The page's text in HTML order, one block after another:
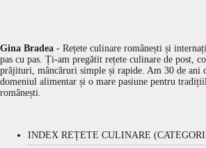
Gina Bradea - Rețete culinare românești și
pas cu pas. Ți-am pregătit rețete culinare de post,
prăjituri, mâncăruri simple și rapide. Am 30 de ani
domeniul alimentar și o mare pasiune pentru
românești.
INDEX REȚETE CULINARE